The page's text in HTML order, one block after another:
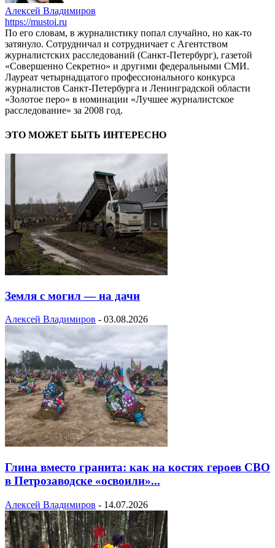
Алексей Владимиров
https://mustoi.ru
По его словам, в журналистику попал случайно, но как-то
затянуло. Сотрудничал и сотрудничает с Агентством
журналистских расследований (Санкт-Петербург), газетой
«Совершенно Секретно» и другими федеральными СМИ.
Лауреат четырнадцатого профессионального конкурса
журналистов Санкт-Петербурга и Ленинградской области
«Золотое перо» в номинации «Лучшее журналистское
расследование» за 2008 год.
ЭТО МОЖЕТ БЫТЬ ИНТЕРЕСНО
Земля с могил — на дачи
Алексей Владимиров - 03.08.2026
Глина вместо гранита: как на костях героев СВО
в Петрозаводске «освоили»...
Алексей Владимиров - 14.07.2026